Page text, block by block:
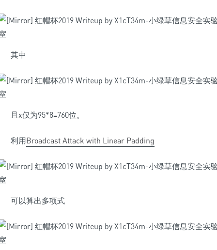
其中
且x仅为95*8=760位。
利用Broadcast Attack with Linear Padding
可以算出多项式